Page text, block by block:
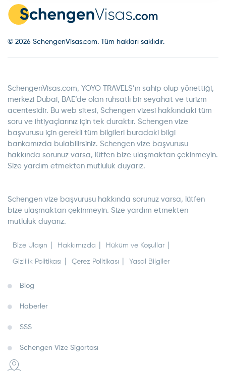
© 2026 SchengenVisas.com. Tüm hakları saklıdır.
SchengenVisas.com, YOYO TRAVELS’ın sahip olup yönettiği,
merkezi Dubai, BAE’de olan ruhsatlı bir seyahat ve turizm
acentesidir. Bu web sitesi, Schengen vizesi hakkındaki tüm
soru ve ihtiyaçlarınız için tek duraktır. Schengen vize
başvurusu için gerekli tüm bilgileri buradaki bilgi
bankamızda bulabilirsiniz. Schengen vize başvurusu
hakkında sorunuz varsa, lütfen bize ulaşmaktan çekinmeyin.
Size yardım etmekten mutluluk duyarız.
Schengen vize başvurusu hakkında sorunuz varsa, lütfen
bize ulaşmaktan çekinmeyin. Size yardım etmekten
mutluluk duyarız.
Bize Ulaşın Hakkımızda Hüküm ve Koşullar
Gizlilik Politikası Çerez Politikası Yasal Bilgiler
Blog
Haberler
SSS
Schengen Vize Sigortası